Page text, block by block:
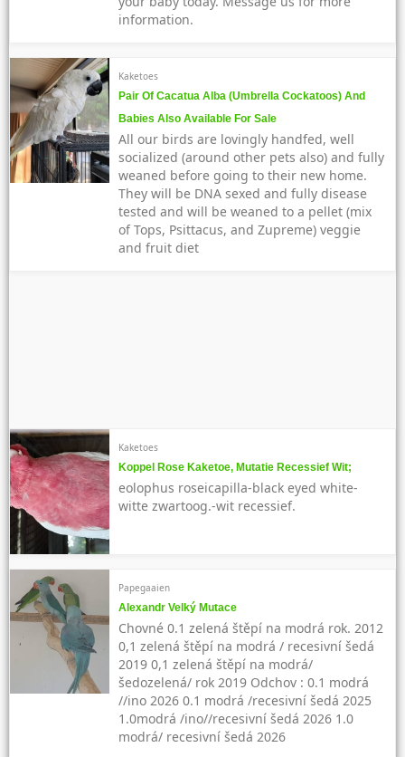
information.
Kaketoes
Pair Of Cacatua Alba (Umbrella Cockatoos) And
Babies Also Available For Sale
All our birds are lovingly handfed, well
socialized (around other pets also) and fully
weaned before going to their new home.
They will be DNA sexed and fully disease
tested and will be weaned to a pellet (mix
of Tops, Psittacus, and Zupreme) veggie
and fruit diet
Kaketoes
Koppel Rose Kaketoe, Mutatie Recessief Wit;
eolophus roseicapilla-black eyed white-
witte zwartoog.-wit recessief.
Papegaaien
Alexandr Velký Mutace
Chovné 0.1 zelená štěpí na modrá rok. 2012
0,1 zelená štěpí na modrá / recesivní šedá
2019 0,1 zelená štěpí na modrá/
šedozelená/ rok 2019 Odchov : 0.1 modrá
//ino 2026 0.1 modrá /recesivní šedá 2025
1.0modrá /ino//recesivní šedá 2026 1.0
modrá/ recesivní šedá 2026